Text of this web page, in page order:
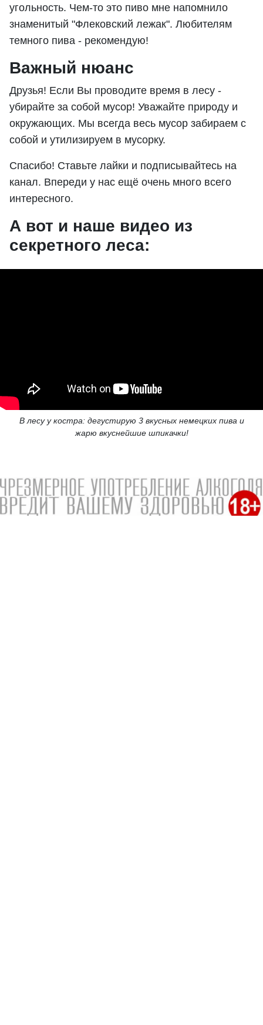
угольность. Чем-то это пиво мне напомнило
знаменитый "Флековский лежак". Любителям
темного пива - рекомендую!
Важный нюанс
Друзья! Если Вы проводите время в лесу -
убирайте за собой мусор! Уважайте природу и
окружающих. Мы всегда весь мусор забираем с
собой и утилизируем в мусорку.
Спасибо! Ставьте лайки и подписывайтесь на
канал. Впереди у нас ещё очень много всего
интересного.
А вот и наше видео из
секретного леса:
В лесу у костра: дегустирую 3 вкусных немецких пива и
жарю вкуснейшие шпикачки!